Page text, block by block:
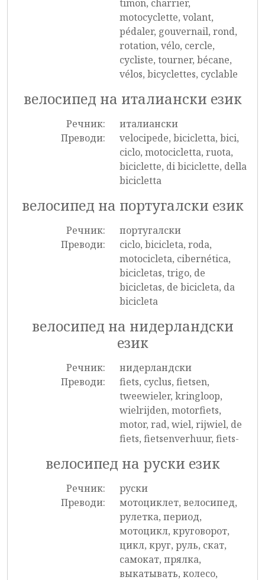
timon, charrier,
motocyclette, volant,
pédaler, gouvernail, rond,
rotation, vélo, cercle,
cycliste, tourner, bécane,
vélos, bicyclettes, cyclable
велосипед на италиански език
Речник:
италиански
Преводи:
velocipede, bicicletta, bici,
ciclo, motocicletta, ruota,
biciclette, di biciclette, della
bicicletta
велосипед на португалски език
Речник:
португалски
Преводи:
ciclo, bicicleta, roda,
motocicleta, cibernética,
bicicletas, trigo, de
bicicletas, de bicicleta, da
bicicleta
велосипед на нидерландски
език
Речник:
нидерландски
Преводи:
fiets, cyclus, fietsen,
tweewieler, kringloop,
wielrijden, motorfiets,
motor, rad, wiel, rijwiel, de
fiets, fietsenverhuur, fiets-
велосипед на руски език
Речник:
руски
Преводи:
мотоциклет, велосипед,
рулетка, период,
мотоцикл, круговорот,
цикл, круг, руль, скат,
самокат, прялка,
выкатывать, колесо,